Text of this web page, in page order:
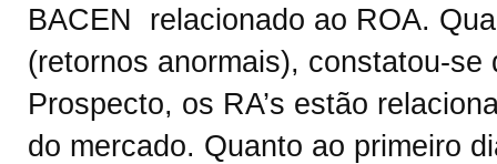
BACEN relacionado ao ROA.
(retornos anormais), constatou-
Prospecto, os RA’s estão
do mercado. Quanto ao primeiro